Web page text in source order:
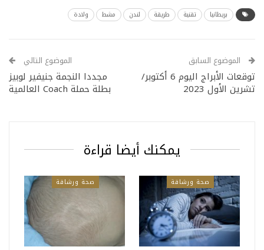
بريطانيا تقنية طريقة لندن مشط ولادة
الموضوع السابق
توقعات الأبراج اليوم 6 أكتوبر/
تشرين الأول 2023
الموضوع التالي
مجددا النجمة جنيفير لوبيز
بطلة حملة Coach العالمية
يمكنك أيضا قراءة
صحة ورشاقة صحة ورشاقة